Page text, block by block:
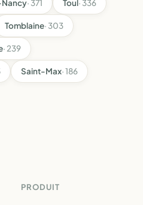
· 371 Toul· 336
Tomblaine· 303
· 239
Saint-Max· 186
PRODUIT